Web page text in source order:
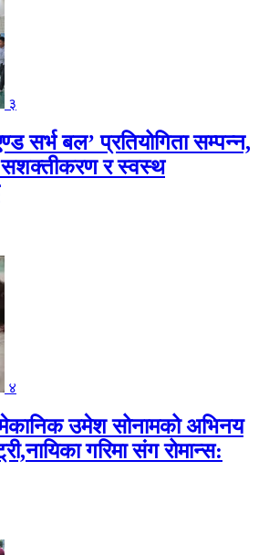
३
सर्भ बल’ प्रतियोगिता सम्पन्न,
सशक्तीकरण र स्वस्थ
४
उमेश सोनामको अभिनय
गरिमा संग रोमान्स: